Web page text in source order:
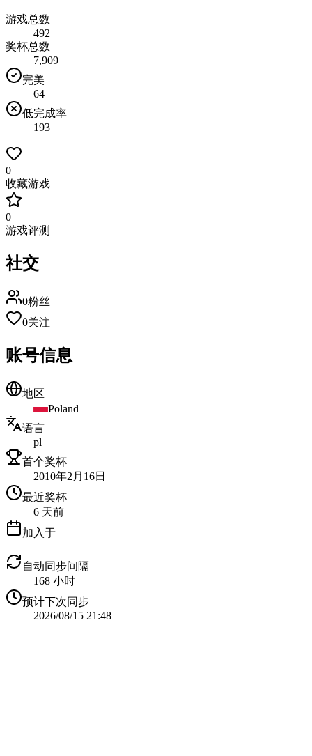
游戏总数
492
奖杯总数
7,909
完美
64
低完成率
193
0
收藏游戏
0
游戏评测
社交
0粉丝
0关注
账号信息
地区
Poland
语言
pl
首个奖杯
2010年2月16日
最近奖杯
6 天前
加入于
—
自动同步间隔
168 小时
预计下次同步
2026/08/15 21:48